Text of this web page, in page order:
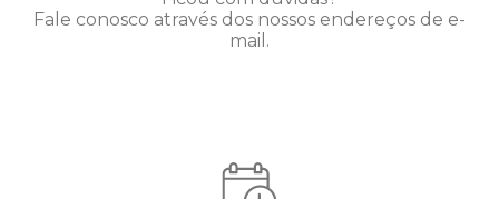
Fale conosco através dos nossos endereços de e-
mail.